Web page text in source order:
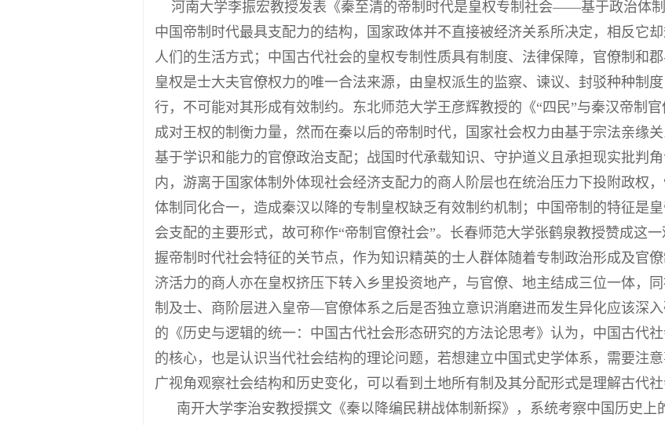
河南大学李振宏教授发表《秦至清的帝制时代是皇权专制社会——基于政治体
中国帝制时代最具支配力的结构，国家政体并不直接被经济关系所决定，相反它
人们的生活方式；中国古代社会的皇权专制性质具有制度、法律保障，官僚制和
皇权是士大夫官僚权力的唯一合法来源，由皇权派生的监察、谏议、封驳种种制
行，不可能对其形成有效制约。东北师范大学王彦辉教授的《“四民”与秦汉帝制
成对王权的制衡力量，然而在秦以后的帝制时代，国家社会权力由基于宗法亲缘
基于学识和能力的官僚政治支配；战国时代承载知识、守护道义且承担现实批判
内，游离于国家体制外体现社会经济支配力的商人阶层也在统治压力下投附政权
体制同化合一，造成秦汉以降的专制皇权缺乏有效制约机制；中国帝制的特征是
会支配的主要形式，故可称作“帝制官僚社会”。长春师范大学张鹤泉教授赞成这
握帝制时代社会特征的关节点，作为知识精英的士人群体随着专制政治形成及官
济活力的商人亦在皇权挤压下转入乡里投资地产，与官僚、地主结成三位一体，
制及士、商阶层进入皇帝—官僚体系之后是否独立意识消磨进而发生异化应该深
的《历史与逻辑的统一：中国古代社会形态研究的方法论思考》认为，中国古代
的核心，也是认识当代社会结构的理论问题，若想建立中国式史学体系，需要注
广视角观察社会结构和历史变化，可以看到土地所有制及其分配形式是理解古代社
南开大学李治安教授撰文《秦以降编民耕战体制新探》，系统考察中国历史上